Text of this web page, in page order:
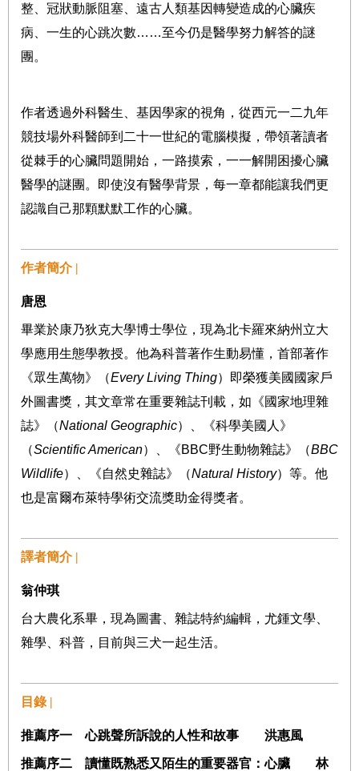
整、冠狀動脈阻塞、遠古人類基因轉變造成的心臟疾
病、一生的心跳次數……至今仍是醫學努力解答的謎
團。
作者透過外科醫生、基因學家的視角，從西元一二九年
競技場外科醫師到二十一世紀的電腦模擬，帶領著讀者
從棘手的心臟問題開始，一路摸索，一一解開困擾心臟
醫學的謎團。即使沒有醫學背景，每一章都能讓我們更
認識自己那顆默默工作的心臟。
作者簡介 |
唐恩
畢業於康乃狄克大學博士學位，現為北卡羅來納州立大
學應用生態學教授。他為科普著作生動易懂，首部著作
《眾生萬物》（Every Living Thing）即榮獲美國國家戶
外圖書獎，其文章常在重要雜誌刊載，如《國家地理雜
誌》（National Geographic）、《科學美國人》
（Scientific American）、《BBC野生動物雜誌》（BBC
Wildlife）、《自然史雜誌》（Natural History）等。他
也是富爾布萊特學術交流獎助金得獎者。
譯者簡介 |
翁仲琪
台大農化系畢，現為圖書、雜誌特約編輯，尤鍾文學、
雜學、科普，目前與三犬一起生活。
目錄 |
推薦序一 心跳聲所訴說的人性和故事 洪惠風
推薦序二 讀懂既熟悉又陌生的重要器官：心臟 林